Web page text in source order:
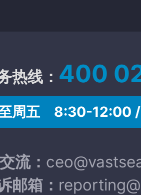
热线： 400
周五 8:30-12:00
流：
邮箱：